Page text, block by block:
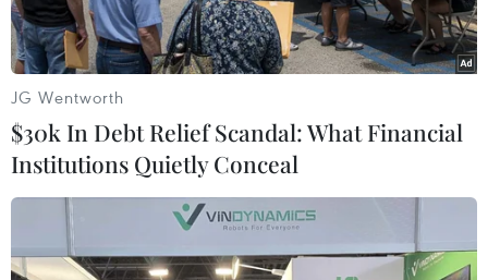
Tây Ban Nha
Theo dõi VietnamPlus
JG Wentworth
$30k In Debt Relief Scandal: What Financial
Institutions Quietly Conceal